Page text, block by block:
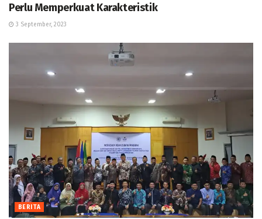
Perlu Memperkuat Karakteristik
3 September, 2023
BERITA